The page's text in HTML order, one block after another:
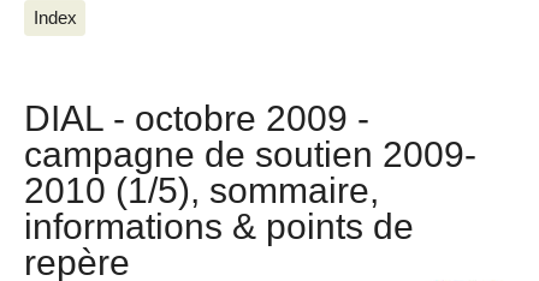
Index
DIAL - octobre 2009 -
campagne de soutien 2009-
2010 (1/5), sommaire,
informations & points de
repère